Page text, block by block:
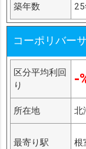
築年数
コーポリバー
区分平均利回
り
-
所在地 北
最寄り駅 根